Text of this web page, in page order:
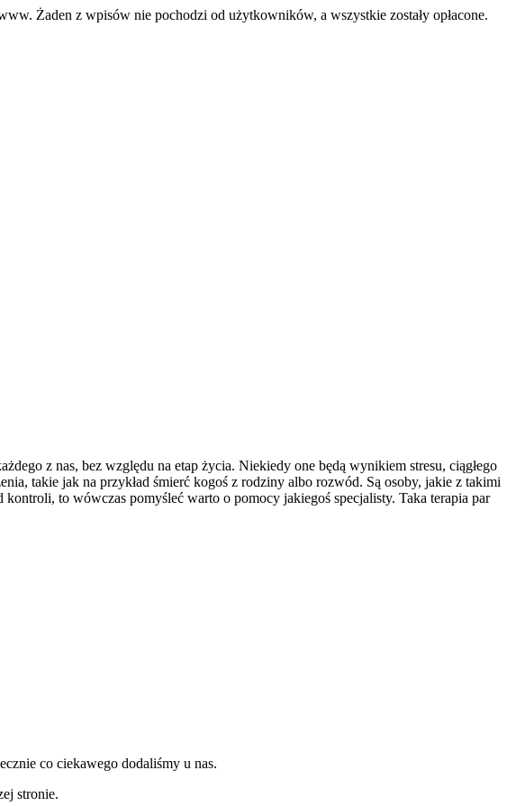
Żaden z wpisów nie pochodzi od użytkowników, a wszystkie zostały opłacone.
z nas, bez względu na etap życia. Niekiedy one będą wynikiem stresu, ciągłego
takie jak na przykład śmierć kogoś z rodziny albo rozwód. Są osoby, jakie z takimi
to wówczas pomyśleć warto o pomocy jakiegoś specjalisty. Taka terapia par
co ciekawego dodaliśmy u nas.
stronie.